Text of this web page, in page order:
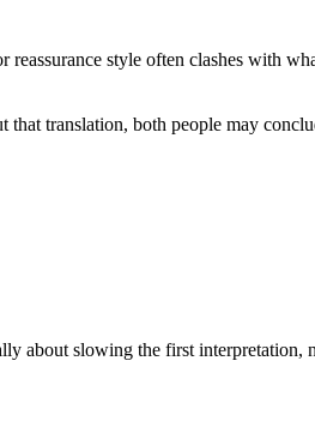
style often clashes with
translation, both people may
about slowing the first